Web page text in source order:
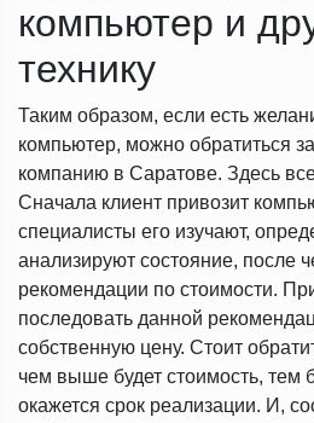
компьютер и
технику
Таким образом, если есть
компьютер, можно обратиться
компанию в Саратове. Здесь
Сначала клиент привозит
специалисты его изучают,
анализируют состояние, после
рекомендации по стоимости.
последовать данной
собственную цену. Стоит
чем выше будет стоимость, тем
окажется срок реализации. И,